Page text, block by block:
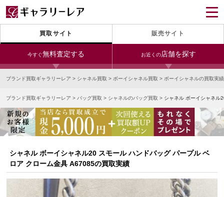
買取サイト 販売サイト
今すぐ無料査定する お近くの店舗を探す
24時間受付（対応時間10:00～19:00）
宅配買取を申し込む
無料の宅配キットをお届けします
今すぐ電話査定
受付時間 10:00～19:00
銀座本店 青山表参道店 新宿東口店
小田急新宿店 LAB東京 名古屋大須店
なんば店 神戸元町(三宮)店
ブランド買取ギャラリーレア > シャネル買取 > ボーイシャネル買取 > ボーイシャネルの買取実績
ブランド買取ギャラリーレア > バッグ買取 > シャネルのバッグ買取 > シャネル ボーイシャネル
シャネル ボーイシャネル20 スモール ハンドバッグ パープル ベ
ロア クローム金具 A67085の買取実績